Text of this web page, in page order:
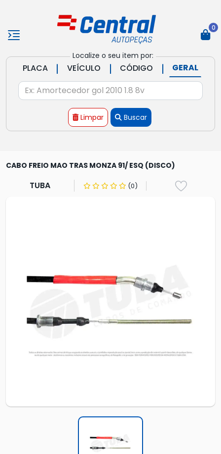
Localize o seu item por:
PLACA | VEÍCULO | CÓDIGO | GERAL
Limpar Buscar
0
CABO FREIO MAO TRAS MONZA 91/ ESQ (DISCO)
TUBA (0)